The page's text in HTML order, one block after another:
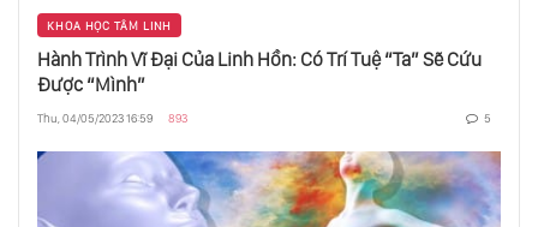
KHOA HỌC TÂM LINH
Hành Trình Vĩ Đại Của Linh Hồn: Có Trí Tuệ “Ta” Sẽ Cứu
Được “Mình”
Thu, 04/05/2023 16:59 893 5